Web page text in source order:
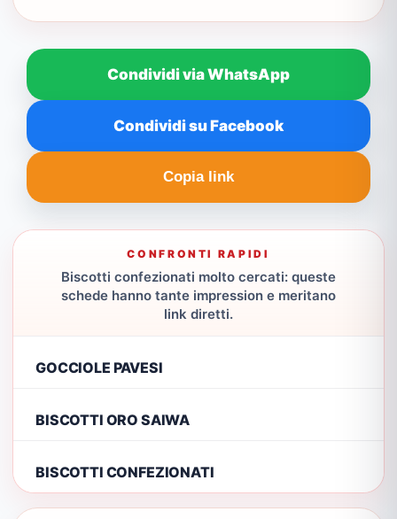
Condividi via WhatsApp
Condividi su Facebook
Copia link
CONFRONTI RAPIDI
Biscotti confezionati molto cercati: queste
schede hanno tante impression e meritano
link diretti.
GOCCIOLE PAVESI
BISCOTTI ORO SAIWA
BISCOTTI CONFEZIONATI